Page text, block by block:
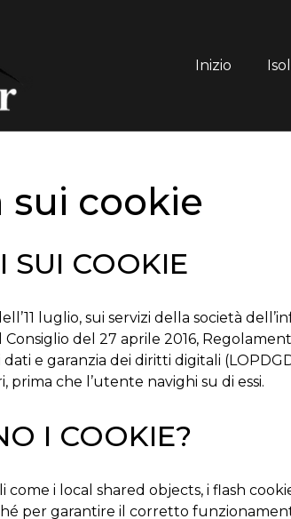
Inizio
cookie
SUI COOKIE
luglio, sui servizi della società
del 27 aprile 2016,
e garanzia dei diritti digitali
prima che l’utente navighi su di essi.
I COOKIE?
come i local shared objects, i flash
per garantire il corretto